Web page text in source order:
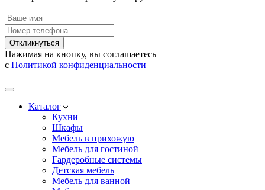
Откликнуться
Нажимая на кнопку, вы соглашаетесь
с Политикой конфиденциальности
Каталог
Кухни
Шкафы
Мебель в прихожую
Мебель для гостиной
Гардеробные системы
Детская мебель
Мебель для ванной